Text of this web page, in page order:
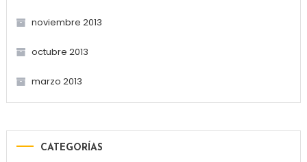
noviembre 2013
octubre 2013
marzo 2013
CATEGORÍAS